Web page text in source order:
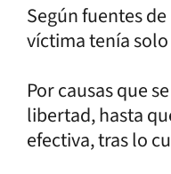
Según fuentes
víctima tenía
Por causas que
libertad, hasta
efectiva, tras lo